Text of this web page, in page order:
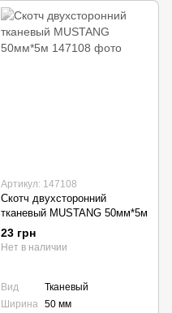
Артикул: 147108
Скотч двухсторонний
тканевый MUSTANG 50мм*5м
23 грн
Нет в наличии
Вид
Тканевый
Ширина 50 мм